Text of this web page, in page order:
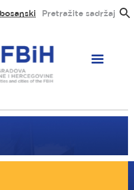
bosanski Pretražite sadržaj